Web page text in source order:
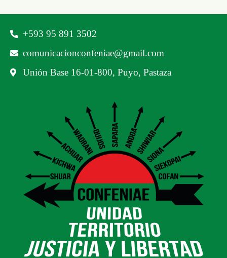
‪+593 95 891 3502‬
comunicacionconfeniae@gmail.com
Unión Base 16-01-800, Puyo, Pastaza